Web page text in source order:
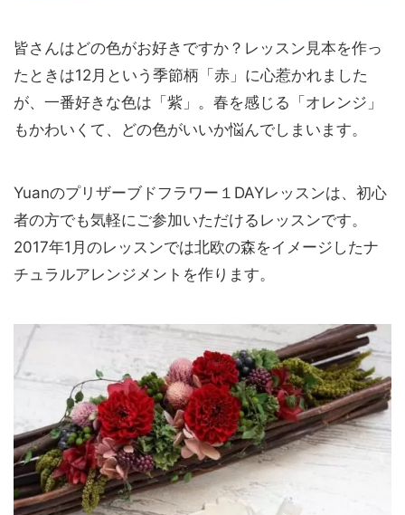
皆さんはどの色がお好きですか？レッスン見本を作っ
たときは12月という季節柄「赤」に心惹かれました
が、一番好きな色は「紫」。春を感じる「オレンジ」
もかわいくて、どの色がいいか悩んでしまいます。
Yuanのプリザーブドフラワー１DAYレッスンは、初心
者の方でも気軽にご参加いただけるレッスンです。
2017年1月のレッスンでは北欧の森をイメージしたナ
チュラルアレンジメントを作ります。